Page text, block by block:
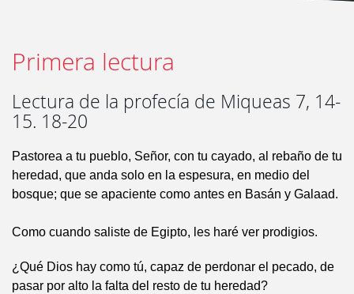
Primera lectura
Lectura de la profecía de Miqueas 7, 14-
15. 18-20
Pastorea a tu pueblo, Señor, con tu cayado, al rebaño de tu
heredad, que anda solo en la espesura, en medio del
bosque; que se apaciente como antes en Basán y Galaad.
Como cuando saliste de Egipto, les haré ver prodigios.
¿Qué Dios hay como tú, capaz de perdonar el pecado, de
pasar por alto la falta del resto de tu heredad?